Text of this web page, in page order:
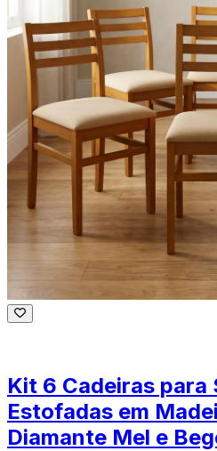
Kit 6 Cadeiras para
Estofadas em
Diamante Mel e